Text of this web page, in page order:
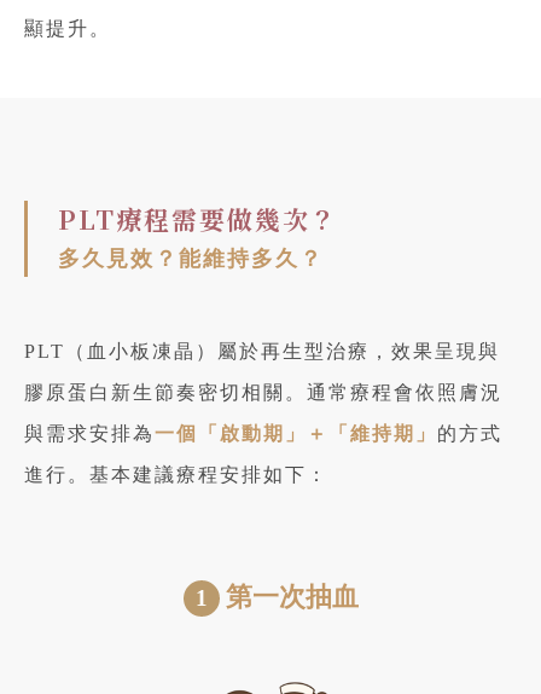
顯提升。
PLT療程需要做幾次？
多久見效？能維持多久？
PLT（血小板凍晶）屬於再生型治療，效果呈現與
膠原蛋白新生節奏密切相關。通常療程會依照膚況
與需求安排為一個「啟動期」＋「維持期」 的方式
進行。基本建議療程安排如下：
1 第一次抽血